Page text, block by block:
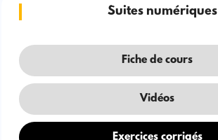
Suites numériques
Fiche de cours
Vidéos